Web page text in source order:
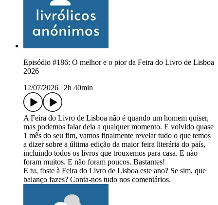
Episódio #186: O melhor e o pior da Feira do Livro de Lisboa
2026
12/07/2026
2h 40min
A Feira do Livro de Lisboa não é quando um homem quiser,
mas podemos falar dela a qualquer momento. E volvido quase
1 mês do seu fim, vamos finalmente revelar tudo o que temos
a dizer sobre a última edição da maior feira literária do país,
incluindo todos os livros que trouxemos para casa. E não
foram muitos. E não foram poucos. Bastantes!
E tu, foste à Feira do Livro de Lisboa este ano? Se sim, que
balanço fazes? Conta-nos tudo nos comentários.